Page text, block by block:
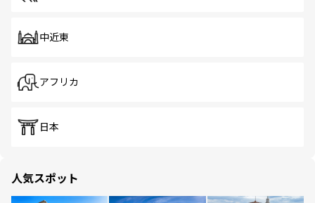
中近東
アフリカ
日本
人気スポット